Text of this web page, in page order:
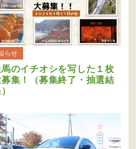
らせ
のイチオシを写した１枚
集！（募集終了・抽選結